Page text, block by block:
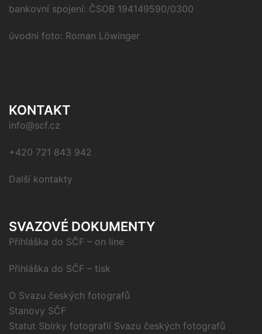
bankovní spojení: ČSOB 194149590/0300
úvodní foto: Roman Löwinger
KONTAKT
info@scf.cz
+420 721 843 942
Další kontakty
SVAZOVÉ DOKUMENTY
Přihláška do SČF – on line
Přihláška do SČF – tisk
O Svazu českých fotografů
Stanovy SČF
Statut Sbírky fotografií Svazu českých fotografů